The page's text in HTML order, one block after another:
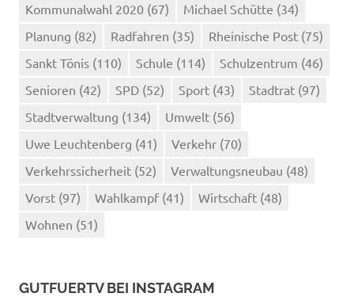
Kommunalwahl 2020 (67) Michael Schütte (34)
Planung (82) Radfahren (35) Rheinische Post (75)
Sankt Tönis (110) Schule (114) Schulzentrum (46)
Senioren (42) SPD (52) Sport (43) Stadtrat (97)
Stadtverwaltung (134) Umwelt (56)
Uwe Leuchtenberg (41) Verkehr (70)
Verkehrssicherheit (52) Verwaltungsneubau (48)
Vorst (97) Wahlkampf (41) Wirtschaft (48)
Wohnen (51)
GUTFUERTV BEI INSTAGRAM